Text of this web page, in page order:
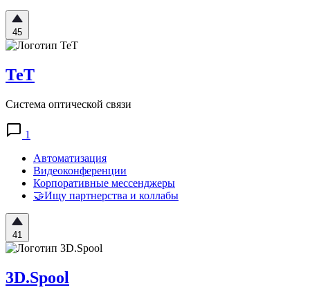
45
ТеТ
Система оптической связи
1
Автоматизация
Видеоконференции
Корпоративные мессенджеры
🤝Ищу партнерства и коллабы
41
3D.Spool